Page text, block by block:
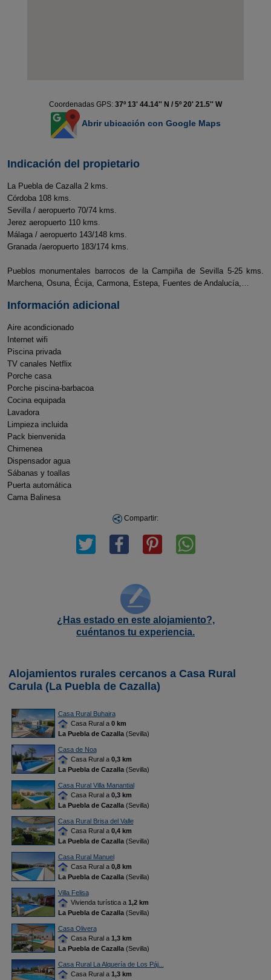
Coordenadas GPS: 37º 13' 44.14'' N / 5º 20' 21.5'' W
Abrir ubicación con Google Maps
Indicación del propietario
La Puebla de Cazalla 2 kms.
Córdoba 108 kms.
Sevilla / aeropuerto 70/74 kms.
Jerez aeropuerto 110 kms.
Málaga / aeropuerto 143/148 kms.
Granada /aeropuerto 183/174 kms.
Pueblos monumentales barrocos de la Campiña de Sevilla 5-25 kms.
Marchena, Osuna, Écija, Carmona, Estepa, Fuentes de Andalucía,…
Información adicional
Aire acondicionado
Internet wifi
Piscina privada
TV canales Netflix
Porche casa
Porche piscina-barbacoa
Cocina equipada
Lavadora
Limpieza incluida
Pack bienvenida
Chimenea
Dispensador agua
Sábanas y toallas
Puerta automática
Cama Balinesa
Compartir:
¿Has estado en este alojamiento?,
cuéntanos tu experiencia.
Alojamientos rurales cercanos a Casa Rural
Carula (La Puebla de Cazalla)
Casa Rural Buhaira
Casa Rural a 0 km
La Puebla de Cazalla(Sevilla)
Casa de Noa
Casa Rural a 0,3 km
La Puebla de Cazalla(Sevilla)
Casa Rural Villa Manantial
Casa Rural a 0,3 km
La Puebla de Cazalla(Sevilla)
Casa Rural Brisa del Valle
Casa Rural a 0,4 km
La Puebla de Cazalla(Sevilla)
Casa Rural Manuel
Casa Rural a 0,8 km
La Puebla de Cazalla(Sevilla)
Villa Felisa
Vivienda turística a 1,2 km
La Puebla de Cazalla(Sevilla)
Casa Olivera
Casa Rural a 1,3 km
La Puebla de Cazalla(Sevilla)
Casa Rural La Alquería de Los Páj...
Casa Rural a 1,3 km